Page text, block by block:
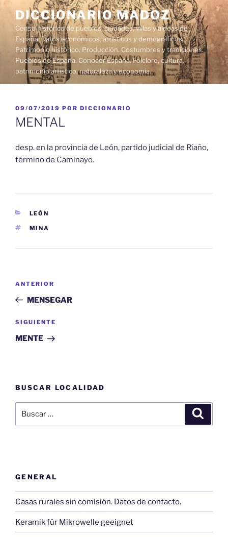
contenido
DICCIONARIO MADOZ
Censo histórico de pueblos, ciudades, villas y aldeas de
España. Datos económicos, artísticos y demográficos.
Patrimonio histórico. Producción. Costumbres y tradiciones.
Pueblos de España. Conocer España. Folclore, cultura,
patrimonio artístico, naturaleza y economía.
PUBLICADO
EL
09/07/2019 POR DICCIONARIO
MENTAL
desp. en la provincia de León, partido judicial de Ríaño,
término de Caminayo.
CATEGORÍAS
LEÓN
ETIQUETAS
MINA
entradas
Entrada
anterior:
ANTERIOR
MENSEGAR
Siguiente
entrada
SIGUIENTE
MENTE
BUSCAR LOCALIDAD
por:
GENERAL
Casas rurales sin comisión. Datos de contacto.
Keramik für Mikrowelle geeignet